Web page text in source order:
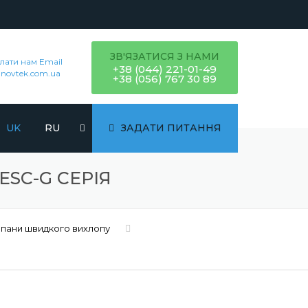
нам Email
ЗВ'ЯЗАТИСЯ З НАМИ
+38 (044) 221-01-49
+38 (056) 767 30 89
ЗАДАТИ ПИТАННЯ
UK RU
G СЕРІЯ
швидкого вихлопу